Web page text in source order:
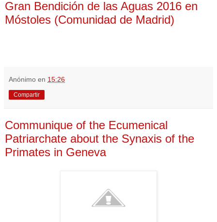
Gran Bendición de las Aguas 2016 en
Móstoles (Comunidad de Madrid)
Anónimo en 15:26
Compartir
Communique of the Ecumenical
Patriarchate about the Synaxis of the
Primates in Geneva